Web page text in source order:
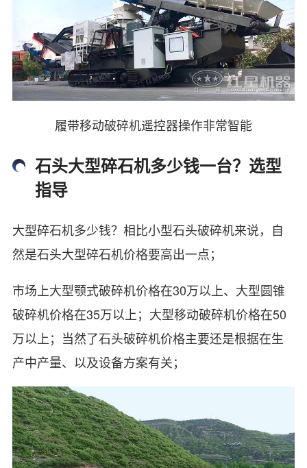
履带移动破碎机遥控器操作非常智能
石头大型碎石机多少钱一台？选型
指导
大型碎石机多少钱？相比小型石头破碎机来说，自
然是石头大型碎石机价格要高出一点；
市场上大型颚式破碎机价格在30万以上、大型圆锥
破碎机价格在35万以上；大型移动破碎机价格在50
万以上；当然了石头破碎机价格主要还是根据在生
产中产量、以及设备方案有关；